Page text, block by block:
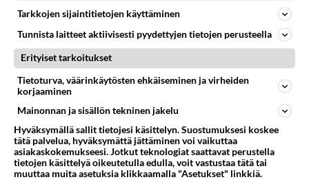
tehdä nätimpää autoja.. mutta viirusilmät ei tahdo
Äänestä Kommentoi
Kommentoi aloitusta...
Ketjusta on poistettu0sääntöjenvastaista viestiä.
Takaisin ylös
Tarkkojen sijaintitietojen käyttäminen
Tunnista laitteet aktiivisesti pyydettyjen tietojen perusteella
Erityiset tarkoitukset
Tietoturva, väärinkäytösten ehkäiseminen ja virheiden
korjaaminen
Mainonnan ja sisällön tekninen jakelu
Hyväksymällä sallit tietojesi käsittelyn. Suostumuksesi koskee
tätä palvelua, hyväksymättä jättäminen voi vaikuttaa
asiakaskokemukseesi. Jotkut teknologiat saattavat perustella
tietojen käsittelyä oikeutetulla edulla, voit vastustaa tätä tai
muuttaa muita asetuksia klikkaamalla "Asetukset" linkkiä.